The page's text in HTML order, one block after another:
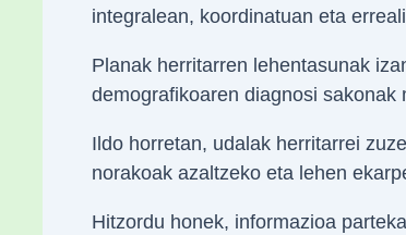
integralean, koordinatuan eta
Planak herritarren lehentasunak
demografikoaren diagnosi sakonak
Ildo horretan, udalak herritarrei
norakoak azaltzeko eta lehen
Hitzordu honek, informazioa